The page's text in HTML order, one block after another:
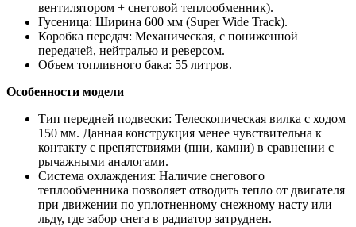
вентилятором + снеговой теплообменник).
Гусеница: Ширина 600 мм (Super Wide Track).
Коробка передач: Механическая, с пониженной
передачей, нейтралью и реверсом.
Объем топливного бака: 55 литров.
Особенности модели
Тип передней подвески: Телескопическая вилка с ходом
150 мм. Данная конструкция менее чувствительна к
контакту с препятствиями (пни, камни) в сравнении с
рычажными аналогами.
Система охлаждения: Наличие снегового
теплообменника позволяет отводить тепло от двигателя
при движении по уплотненному снежному насту или
льду, где забор снега в радиатор затруднен.